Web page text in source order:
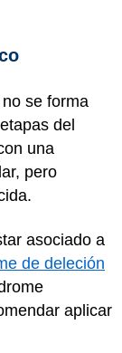
se forma
del
una
pero
asociado a
de deleción
aplicar